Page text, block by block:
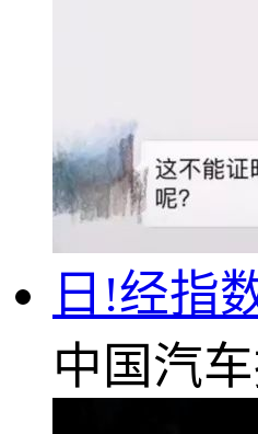
日!经指
中国汽